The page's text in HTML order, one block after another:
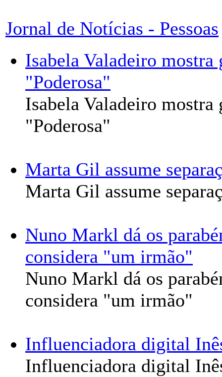
Jornal de Notícias - Pessoas
Isabela Valadeiro
"Poderosa"
Isabela Valadeiro
"Poderosa"
Marta Gil assume
Marta Gil assume
Nuno Markl dá os
considera "um irmão"
Nuno Markl dá os
considera "um irmão"
Influenciadora digital
Influenciadora digital